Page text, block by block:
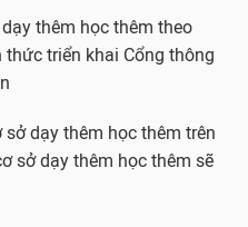
thêm học thêm theo
triển khai Cổng thông
dạy thêm học thêm trên
sở dạy thêm học thêm sẽ